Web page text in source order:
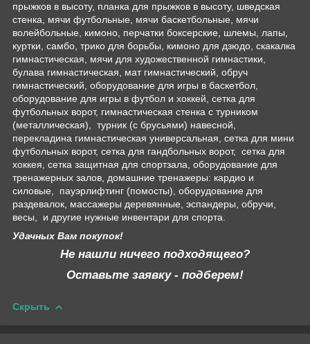
прыжков в высоту, планка для прыжков в высоту, шведская
стенка, мячи футбольные, мячи баскетбольные, мячи
волейбольные, кимоно, перчатки боксерские, шлемы, лапы,
куртки, самбо, трико для борьбы, кимоно для дзюдо, скакалка
гимнастическая, мячи для художественной гимнастики,
булава гимнастическая, мат гимнастический, обруч
гимнастический, оборудование для игры в баскетбол,
оборудование для игры в футбол и хоккей, сетка для
футбольных ворот, гимнастическая стенка с турником
(металлическая), турник (с брусьями) навесной,
перекладина гимнастическая универсальная, сетка для мини
футбольных ворот, сетка для гандбольных ворот, сетка для
хоккея, сетка защитная для спортзала, оборудование для
тренажерных залов, домашние тренажеры: кардио и
силовые, пауэрлифтинг (помосты), оборудование для
раздевалок, массажеры деревянные, эспандеры, обручи,
весы, и другие нужные инвентари для спорта.
Удачных Вам покупок!
Не нашли ничего подходящего?
Оставьте заявку - подберем!
Скрыть